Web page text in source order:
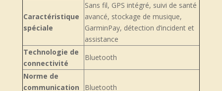
Caractéristique
spéciale
Sans fil, GPS intégré, suivi de santé
avancé, stockage de musique,
GarminPay, détection d’incident et
assistance
Technologie de
connectivité
Bluetooth
Norme de
communication
Bluetooth